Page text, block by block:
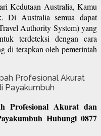
Kedutaan Australia, Kamu
Di Australia semua dapat
Authority System) yang
terdeteksi dengan cara
di terapkan oleh pemerintah
Profesional Akurat dan
Hubungi 0877